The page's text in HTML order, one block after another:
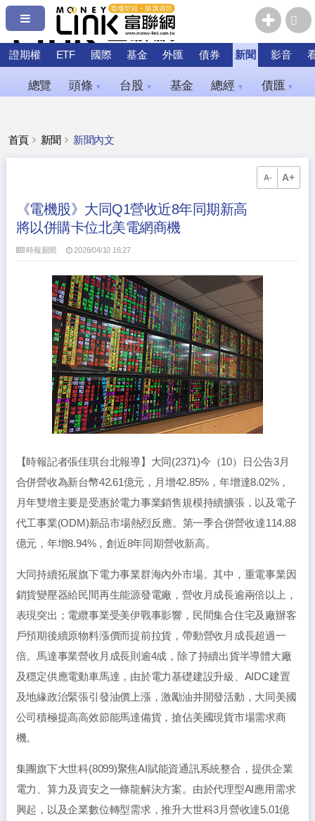
證期權 ETF 國際 基金 外匯 債券 新聞 影音
總覽 頭條 ▼ 台股 ▼ 基金 總經 ▼ 債匯 ▼
首頁 新聞 新聞內文
A- A+
《電機股》大同Q1營收近8年同期新高
將以併購卡位北美電網商機
時報新聞 2026/04/10 16:27
【時報記者張佳琪台北報導】大同(2371)今（10）日公告3月
合併營收為新台幣42.61億元，月增42.85%，年增達8.02%，
月年雙增主要是受惠於電力事業銷售規模持續擴張，以及電子
代工事業(ODM)新品市場熱烈反應。第一季合併營收達114.88
億元，年增8.94%，創近8年同期營收新高。
大同持續拓展旗下電力事業群海內外市場。其中，重電事業因
銷貨變壓器給民間再生能源發電廠，營收月成長逾兩倍以上，
表現突出；電纜事業受美伊戰事影響，民間集合住宅及廠辦客
戶預期後續原物料漲價而提前拉貨，帶動營收月成長超過一
倍。馬達事業營收月成長則逾4成，除了持續出貨半導體大廠
及穩定供應電動車馬達，由於電力基礎建設升級、AIDC建置
及地緣政治緊張引發油價上漲，激勵油井開發活動，大同美國
公司積極提高高效節能馬達備貨，搶佔美國現貨市場需求商
機。
集團旗下大世科(8099)聚焦AI賦能資通訊系統整合，提供企業
電力、算力及資安之一條龍解決方案。由於代理型AI應用需求
興起，以及企業數位轉型需求，推升大世科3月營收達5.01億